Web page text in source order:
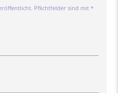
Pflichtfelder sind mit *